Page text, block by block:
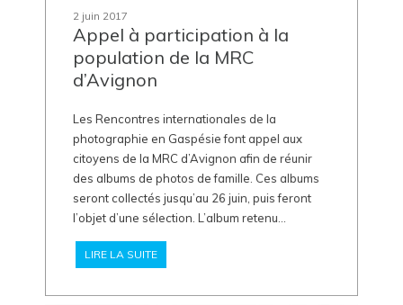
2 juin 2017
Appel à participation à la
population de la MRC
d’Avignon
Les Rencontres internationales de la
photographie en Gaspésie font appel aux
citoyens de la MRC d’Avignon afin de réunir
des albums de photos de famille. Ces albums
seront collectés jusqu’au 26 juin, puis feront
l’objet d’une sélection. L’album retenu...
LIRE LA SUITE